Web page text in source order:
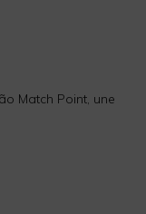
Match Point, une